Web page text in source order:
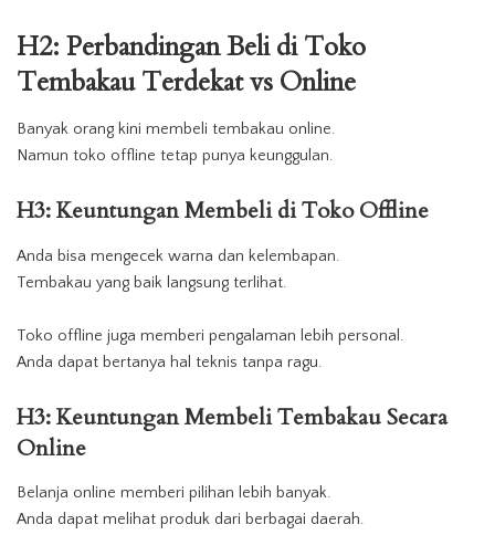
H2: Perbandingan Beli diToko
TembakauTerdekatvs Online
Banyak orang kini membeli tembakau online.
Namun toko offline tetap punya keunggulan.
H3: Keuntungan Membeli di Toko Offline
Anda bisa mengecek warna dan kelembapan.
Tembakau yang baik langsung terlihat.
Toko offline juga memberi pengalaman lebih personal.
Anda dapat bertanya hal teknis tanpa ragu.
H3: Keuntungan Membeli Tembakau Secara
Online
Belanja online memberi pilihan lebih banyak.
Anda dapat melihat produk dari berbagai daerah.